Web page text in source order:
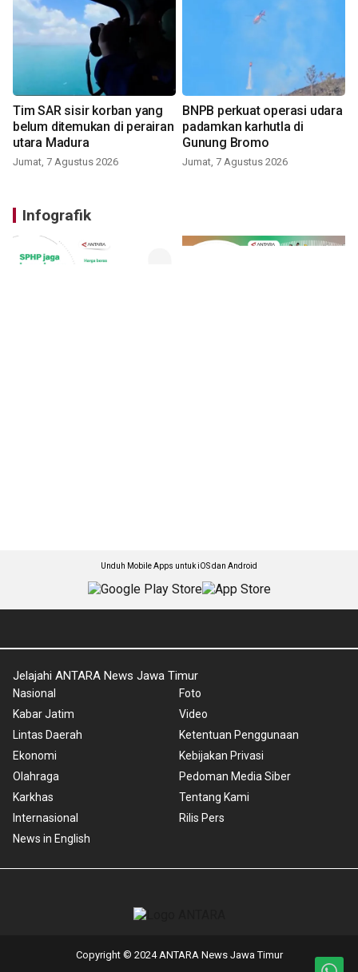
Tim SAR sisir korban yang
belum ditemukan di perairan
utara Madura
Jumat, 7 Agustus 2026
BNPB perkuat operasi udara
padamkan karhutla di
Gunung Bromo
Jumat, 7 Agustus 2026
Infografik
Unduh Mobile Apps untuk iOS dan Android
Jelajahi ANTARA News Jawa Timur
Nasional
Kabar Jatim
Lintas Daerah
Ekonomi
Olahraga
Karkhas
Internasional
News in English
Foto
Video
Ketentuan Penggunaan
Kebijakan Privasi
Pedoman Media Siber
Tentang Kami
Rilis Pers
Copyright © 2024 ANTARA News Jawa Timur